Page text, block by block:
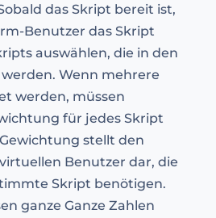
das Skript bereit ist,
Benutzer das Skript
auswählen, die in den
Wenn mehrere
werden, müssen
für jedes Skript
stellt den
Benutzer dar, die
Skript benötigen.
ganze Ganze Zahlen